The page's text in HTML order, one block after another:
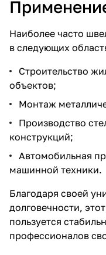
Наиболее часто
в следующих
Строительство
объектов;
Монтаж
Производство
конструкций;
Автомобильная
машинной техники.
Благодаря своей
долговечности,
пользуется
профессионалов